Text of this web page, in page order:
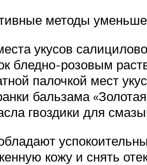
методы
укусов
бледно-розовым
палочкой мест
бальзама
гвоздики для
кожу и снять